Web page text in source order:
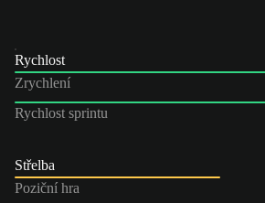
Rychlost
Zrychlení
Rychlost sprintu
Střelba
Poziční hra